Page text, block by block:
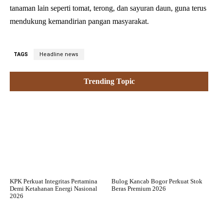
tanaman lain seperti tomat, terong, dan sayuran daun, guna terus
mendukung kemandirian pangan masyarakat.
TAGS Headline news
Trending Topic
KPK Perkuat Integritas Pertamina
Demi Ketahanan Energi Nasional
2026
Bulog Kancab Bogor Perkuat Stok
Beras Premium 2026